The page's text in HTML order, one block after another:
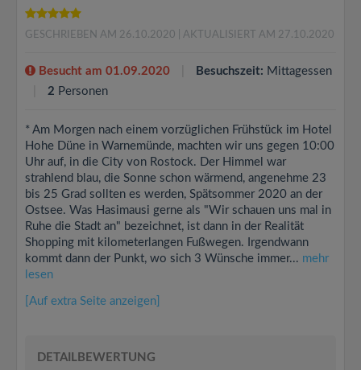
GESCHRIEBEN AM 26.10.2020 | AKTUALISIERT AM 27.10.2020
Besucht am 01.09.2020 Besuchszeit: Mittagessen
2 Personen
* Am Morgen nach einem vorzüglichen Frühstück im Hotel
Hohe Düne in Warnemünde, machten wir uns gegen 10:00
Uhr auf, in die City von Rostock. Der Himmel war
strahlend blau, die Sonne schon wärmend, angenehme 23
bis 25 Grad sollten es werden, Spätsommer 2020 an der
Ostsee. Was Hasimausi gerne als "Wir schauen uns mal in
Ruhe die Stadt an" bezeichnet, ist dann in der Realität
Shopping mit kilometerlangen Fußwegen. Irgendwann
kommt dann der Punkt, wo sich 3 Wünsche immer... mehr
lesen
[Auf extra Seite anzeigen]
DETAILBEWERTUNG